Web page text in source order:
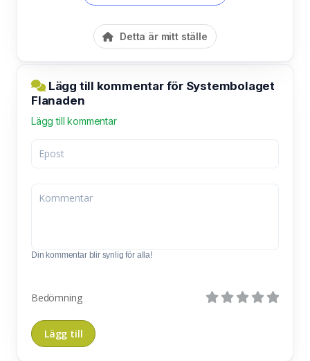
Detta är mitt ställe
Lägg till kommentar för Systembolaget
Flanaden
Lägg till kommentar
Din kommentar blir synlig för alla!
Bedömning